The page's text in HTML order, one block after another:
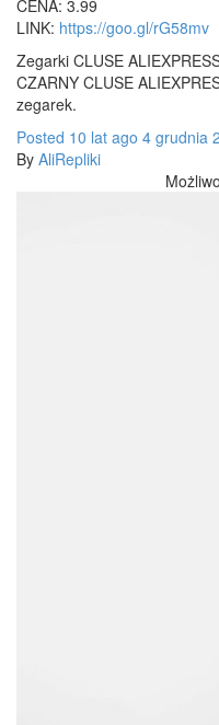
CENA: 3.99
LINK: https://goo.gl/rG58mv
Zegarki CLUSE
CZARNY CLUSE
zegarek.
Posted 10 lat ago 4 grudnia
By AliRepliki